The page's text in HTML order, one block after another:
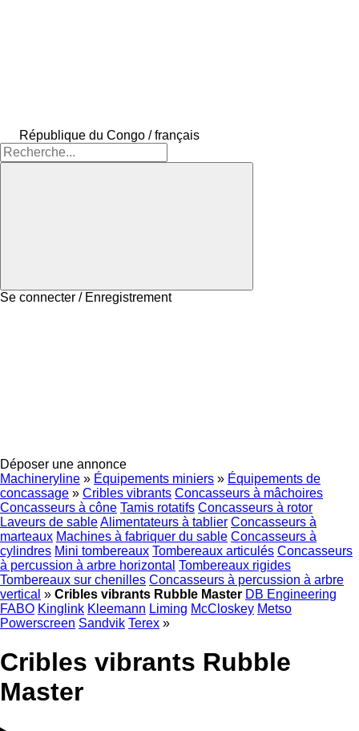
République du Congo / français
Se connecter / Enregistrement
Déposer une annonce
Machineryline » Équipements miniers » Équipements de
concassage » Cribles vibrants Concasseurs à mâchoires
Concasseurs à cône Tamis rotatifs Concasseurs à rotor
Laveurs de sableAlimentateurs à tablier Concasseurs à
marteaux Machines à fabriquer du sable Concasseurs à
cylindres Mini tombereaux Tombereaux articulés Concasseurs
à percussion à arbre horizontal Tombereaux rigides
Tombereaux sur chenilles Concasseurs à percussion à arbre
vertical » Cribles vibrants Rubble Master DB Engineering
FABO Kinglink Kleemann Liming McCloskey Metso
Powerscreen Sandvik Terex »
Cribles vibrants Rubble
Master